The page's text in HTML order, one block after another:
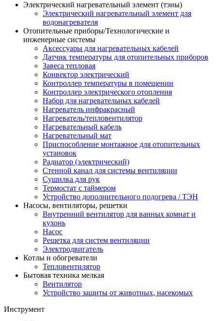
Электрический нагревательный элемент (тэны)
Электрический нагревательный элемент для
водонагревателя
Отопительные приборы/Технологические и
инженерные системы
Аксессуары для нагревательных кабелей
Датчик температуры для отопительных приборов
Завеса тепловая
Конвектор электрический
Контроллер температуры в помещении
Контроллер электрического отопления
Набор для нагревательных кабелей
Нагреватель инфракрасный
Нагреватель/тепловентилятор
Нагревательный кабель
Нагревательный мат
Приспособление монтажное для отопительных
установок
Радиатор (электрический)
Стенной канал для системы вентиляции
Сушилка для рук
Термостат с таймером
Устройство дополнительного подогрева / ТЭН
Насосы, вентиляторы, решетки
Внутренний вентилятор для ванных комнат и
кухонь
Насос
Решетка для систем вентиляции
Электродвигатель
Котлы и обогреватели
Тепловентилятор
Бытовая техника мелкая
Вентилятор
Устройство защиты от животных, насекомых
Инструмент